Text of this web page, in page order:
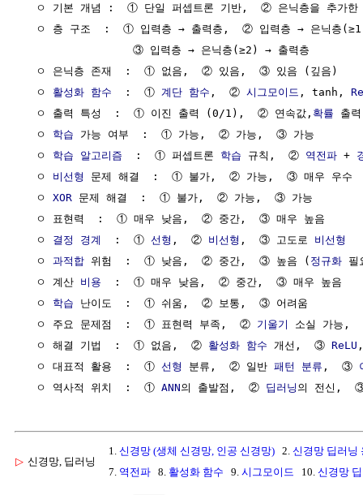
ㅇ 기본 개념 :  ① 단일 퍼셉트론 기반,  ② 은닉층을 추가
ㅇ 층 구조  :  ① 입력층 → 출력층,  ② 입력층 → 은닉층
                 ③ 입력층 → 은닉층(≥2) → 출력층
  ㅇ 은닉층 존재  :  ① 없음,  ② 있음,  ③ 있음 (깊음)
  ㅇ
활성화 함수
  :  ①
계단 함수 ,  ② 시그모이드 , tanh,
  ㅇ 출력 특성  :  ① 이진 출력 (0/1),  ② 연속값,
확률 출
  ㅇ
학습 가능 여부  :  ① 가능,  ② 가능,  ③ 가능
  ㅇ
학습 알고리즘
  :  ① 퍼셉트론
학습 규칙,  ② 역전파 +
  ㅇ
비선형
문제 해결  :  ① 불가,  ② 가능,  ③ 매우 우수
  ㅇ
XOR 문제 해결  :  ① 불가,  ② 가능,  ③ 가능
  ㅇ 표현력  :  ① 매우 낮음,  ② 중간,  ③ 매우 높음
  ㅇ
결정 경계
  :  ①
선형 ,  ② 비선형 ,  ③ 고도로 비선형
  ㅇ
과적합 위험  :  ① 낮음,  ② 중간,  ③ 높음 ( 정규화 필
  ㅇ 계산
비용
  :  ① 매우 낮음,  ② 중간,  ③ 매우 높음
  ㅇ
학습 난이도  :  ① 쉬움,  ② 보통,  ③ 어려움
  ㅇ 주요 문제점  :  ① 표현력 부족,  ②
기울기
소실 가능
  ㅇ 해결 기법  :  ① 없음,  ②
활성화 함수 개선,  ③ ReLU
  ㅇ 대표적 활용  :  ①
선형 분류,  ② 일반 패턴 분류 ,  ③
  ㅇ 역사적 위치  :  ①
ANN의 출발점,  ② 딥러닝 의 전신,
▷ 신경망, 딥러닝
1. 신경망 (생체 신경망, 인공 신경망) 2. 신경망 딥러닝
7. 역전파 8. 활성화 함수 9. 시그모이드 10. 신경망